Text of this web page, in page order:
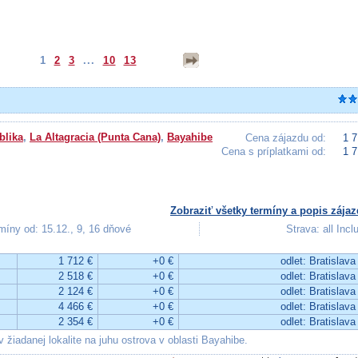
1 2 3 ... 10 13
Cena zájazdu od:
1
Cena s príplatkami od:
1
, La Altagracia (Punta Cana), Bayahibe
Zobraziť všetky termíny a popis
od: 15.12., 9, 16 dňové
Strava: all
1 712 € +0 €
odlet: Bratislava
2 518 €
+0 €
odlet: Bratislava
2 124 €
+0 €
odlet: Bratislava
4 466 €
+0 €
odlet: Bratislava
2 354 €
+0 €
odlet: Bratislava
žiadanej lokalite na juhu ostrova v oblasti Bayahibe.